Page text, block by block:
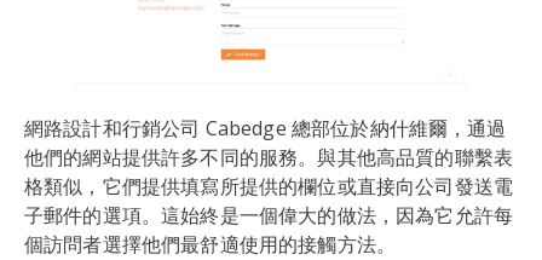
網路設計和行銷公司 Cabedge 總部位於納什維爾，通過
他們的網站提供許多不同的服務。與其他高品質的聯繫表
格類似，它們提供填寫所提供的欄位或直接向公司發送電
子郵件的選項。這始終是一個偉大的做法，因為它允許每
個訪問者選擇他們最舒適使用的接觸方法。